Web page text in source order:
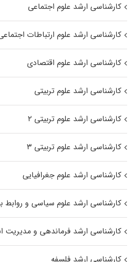
کارشناسی ارشد علوم اجتماعی
کارشناسی ارشد علوم ارتباطات
کارشناسی ارشد علوم اقتصادی
کارشناسی ارشد علوم تربیتی
کارشناسی ارشد علوم تربیتی ۲
کارشناسی ارشد علوم تربیتی ۳
کارشناسی ارشد علوم جغرافیایی
کارشناسی ارشد علوم سیاسی و روابط
کارشناسی ارشد فرماندهی و مدیریت
کارشناسی ارشد فلسفه